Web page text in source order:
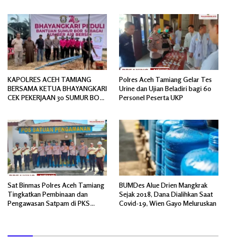
KAPOLRES ACEH TAMIANG
BERSAMA KETUA BHAYANGKARI
CEK PEKERJAAN 30 SUMUR BOR
Polres Aceh Tamiang Gelar Tes
Urine dan Ujian Beladiri bagi 60
Personel Peserta UKP
Sat Binmas Polres Aceh Tamiang
Tingkatkan Pembinaan dan
Pengawasan Satpam di PKS
BUMDes Alue Drien Mangkrak
Sejak 2018, Dana Dialihkan Saat
Covid-19, Wien Gayo Meluruskan